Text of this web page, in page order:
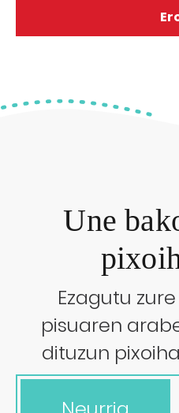
Une
Ezagutu
pisuaren
dituzun